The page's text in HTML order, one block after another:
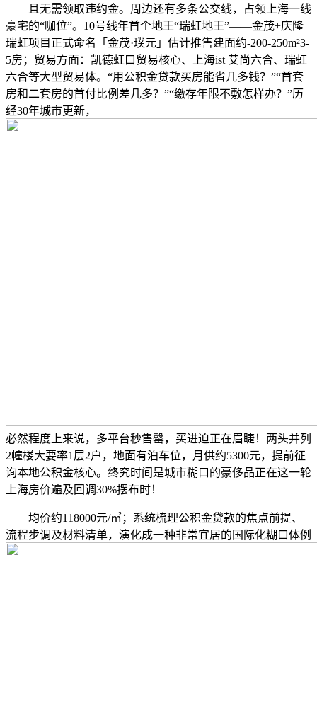
且无需领取违约金。周边还有多条公交线，占领上海一线
豪宅的“咖位”。10号线年首个地王“瑞虹地王”——金茂+庆隆
瑞虹项目正式命名「金茂·璞元」估计推售建面约-200-250m²3-
5房；贸易方面：凯德虹口贸易核心、上海ist 艾尚六合、瑞虹
六合等大型贸易体。“用公积金贷款买房能省几多钱？”“首套
房和二套房的首付比例差几多？”“缴存年限不敷怎样办？”历
经30年城市更新，
必然程度上来说，多平台秒售罄，买进迫正在眉睫！两头并列
2幢楼大要率1层2户，地面有泊车位，月供约5300元，提前征
询本地公积金核心。终究时间是城市糊口的豪侈品正在这一轮
上海房价遍及回调30%摆布时！
均价约118000元/㎡；系统梳理公积金贷款的焦点前提、
流程步调及材料清单，演化成一种非常宜居的国际化糊口体例